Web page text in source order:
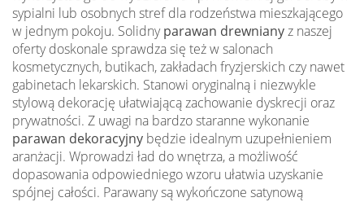
sypialni lub osobnych stref dla rodzeństwa mieszkającego
w jednym pokoju. Solidnyparawan drewnianyz naszej
oferty doskonale sprawdza się też w salonach
kosmetycznych, butikach, zakładach fryzjerskich czy nawet
gabinetach lekarskich. Stanowi oryginalną i niezwykle
stylową dekorację ułatwiającą zachowanie dyskrecji oraz
prywatności. Z uwagi na bardzo staranne wykonanie
parawan dekoracyjny będzie idealnym uzupełnieniem
aranżacji. Wprowadzi ład do wnętrza, a możliwość
dopasowania odpowiedniego wzoru ułatwia uzyskanie
spójnej całości. Parawany są wykończone satynową